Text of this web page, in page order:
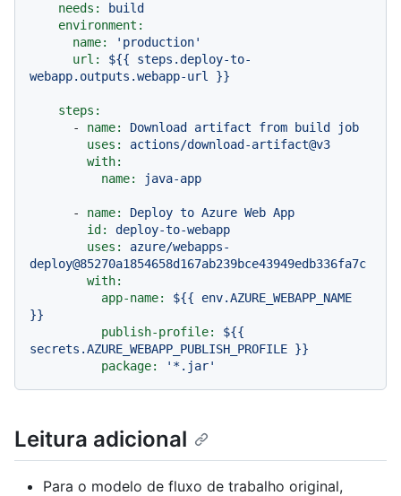
needs:
build
environment:
name:
'production'
url:
${{
steps.deploy-to-
webapp.outputs.webapp-url
}}
steps:
-
name: Download artifact from build
job
uses:
actions/download-artifact@v3
with:
name:
java-app
- name: Deploy to Azure Web App
id:
deploy-to-webapp
uses:
azure/webapps-
deploy@85270a1854658d167ab239bce43949edb336fa7c
with:
app-name:
${{
env.AZURE_WEBAPP_NAME
}}
publish-profile:
${{
secrets.AZURE_WEBAPP_PUBLISH_PROFILE }}
package:
'*.jar'
Leitura adicional
Para o modelo de fluxo de trabalho original,